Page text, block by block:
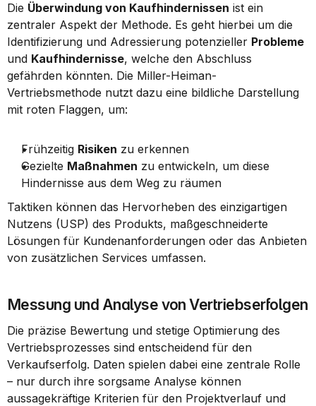
Die Überwindung von Kaufhindernissen ist ein
zentraler Aspekt der Methode. Es geht hierbei um die
Identifizierung und Adressierung potenzieller Probleme
und Kaufhindernisse, welche den Abschluss
gefährden könnten. Die Miller-Heiman-
Vertriebsmethode nutzt dazu eine bildliche Darstellung
mit roten Flaggen, um:
Frühzeitig Risiken zu erkennen
Gezielte Maßnahmen zu entwickeln, um diese
Hindernisse aus dem Weg zu räumen
Taktiken können das Hervorheben des einzigartigen
Nutzens (USP) des Produkts, maßgeschneiderte
Lösungen für Kundenanforderungen oder das Anbieten
von zusätzlichen Services umfassen.
Messung und Analyse von Vertriebserfolgen
Die präzise Bewertung und stetige Optimierung des
Vertriebsprozesses sind entscheidend für den
Verkaufserfolg. Daten spielen dabei eine zentrale Rolle
– nur durch ihre sorgsame Analyse können
aussagekräftige Kriterien für den Projektverlauf und